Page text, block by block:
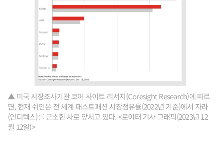
▲ 미국 시장조사기관 코어 사이트 리서치(Coresight Research)에 따르
면, 현재 쉬인은 전 세계 패스트패션 시장점유율(2022년 기준)에서 자라
(인디텍스)를 근소한 차로 앞서고 있다. <로이터 기사 그래픽(2023년 12
월 12일)>